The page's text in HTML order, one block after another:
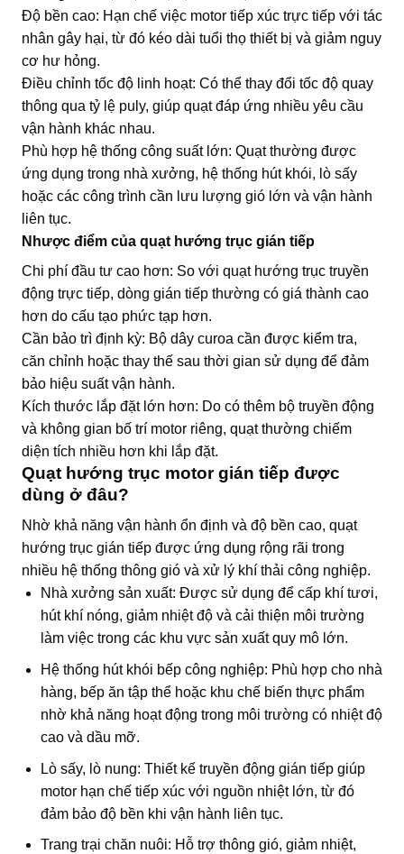
Độ bền cao: Hạn chế việc motor tiếp xúc trực tiếp với tác
nhân gây hại, từ đó kéo dài tuổi thọ thiết bị và giảm nguy
cơ hư hỏng.
Điều chỉnh tốc độ linh hoạt: Có thể thay đổi tốc độ quay
thông qua tỷ lệ puly, giúp quạt đáp ứng nhiều yêu cầu
vận hành khác nhau.
Phù hợp hệ thống công suất lớn: Quạt thường được
ứng dụng trong nhà xưởng, hệ thống hút khói, lò sấy
hoặc các công trình cần lưu lượng gió lớn và vận hành
liên tục.
Nhược điểm của quạt hướng trục gián tiếp
Chi phí đầu tư cao hơn: So với quạt hướng trục truyền
động trực tiếp, dòng gián tiếp thường có giá thành cao
hơn do cấu tạo phức tạp hơn.
Cần bảo trì định kỳ: Bộ dây curoa cần được kiểm tra,
căn chỉnh hoặc thay thế sau thời gian sử dụng để đảm
bảo hiệu suất vận hành.
Kích thước lắp đặt lớn hơn: Do có thêm bộ truyền động
và không gian bố trí motor riêng, quạt thường chiếm
diện tích nhiều hơn khi lắp đặt.
Quạt hướng trục motor gián tiếp được
dùng ở đâu?
Nhờ khả năng vận hành ổn định và độ bền cao, quạt
hướng trục gián tiếp được ứng dụng rộng rãi trong
nhiều hệ thống thông gió và xử lý khí thải công nghiệp.
Nhà xưởng sản xuất: Được sử dụng để cấp khí tươi,
hút khí nóng, giảm nhiệt độ và cải thiện môi trường
làm việc trong các khu vực sản xuất quy mô lớn.
Hệ thống hút khói bếp công nghiệp: Phù hợp cho nhà
hàng, bếp ăn tập thể hoặc khu chế biến thực phẩm
nhờ khả năng hoạt động trong môi trường có nhiệt độ
cao và dầu mỡ.
Lò sấy, lò nung: Thiết kế truyền động gián tiếp giúp
motor hạn chế tiếp xúc với nguồn nhiệt lớn, từ đó
đảm bảo độ bền khi vận hành liên tục.
Trang trại chăn nuôi: Hỗ trợ thông gió, giảm nhiệt,